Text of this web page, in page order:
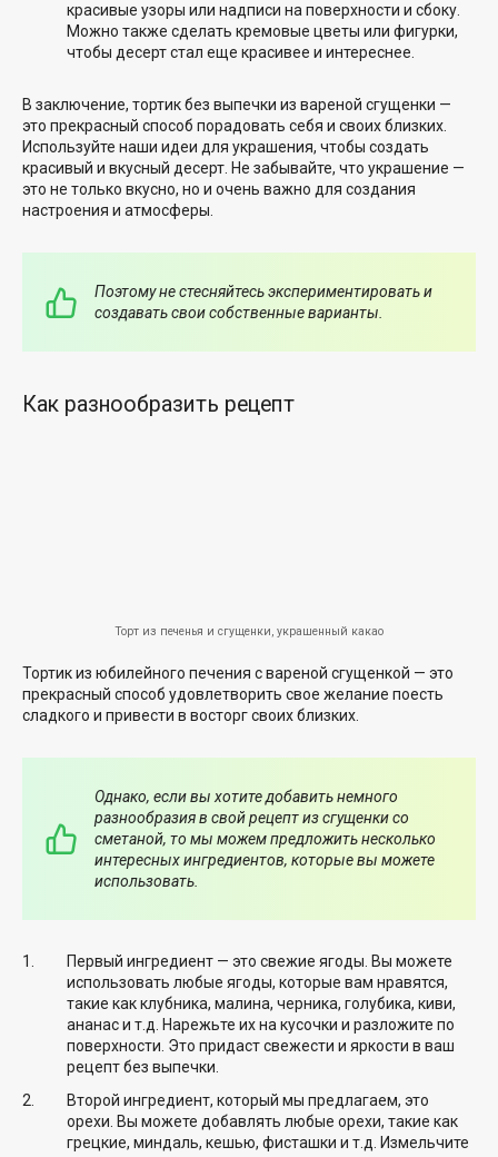
красивые узоры или надписи на поверхности и сбоку.
Можно также сделать кремовые цветы или фигурки,
чтобы десерт стал еще красивее и интереснее.
В заключение, тортик без выпечки из вареной сгущенки —
это прекрасный способ порадовать себя и своих близких.
Используйте наши идеи для украшения, чтобы создать
красивый и вкусный десерт. Не забывайте, что украшение —
это не только вкусно, но и очень важно для создания
настроения и атмосферы.
Поэтому не стесняйтесь экспериментировать и
создавать свои собственные варианты.
Как разнообразить рецепт
Торт из печенья и сгущенки, украшенный какао
Тортик из юбилейного печения с вареной сгущенкой — это
прекрасный способ удовлетворить свое желание поесть
сладкого и привести в восторг своих близких.
Однако, если вы хотите добавить немного
разнообразия в свой рецепт из сгущенки со
сметаной, то мы можем предложить несколько
интересных ингредиентов, которые вы можете
использовать.
Первый ингредиент — это свежие ягоды. Вы можете
использовать любые ягоды, которые вам нравятся,
такие как клубника, малина, черника, голубика, киви,
ананас и т.д. Нарежьте их на кусочки и разложите по
поверхности. Это придаст свежести и яркости в ваш
рецепт без выпечки.
Второй ингредиент, который мы предлагаем, это
орехи. Вы можете добавлять любые орехи, такие как
грецкие, миндаль, кешью, фисташки и т.д. Измельчите